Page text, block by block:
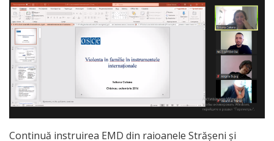
Continuă instruirea EMD din raioanele Strășeni și